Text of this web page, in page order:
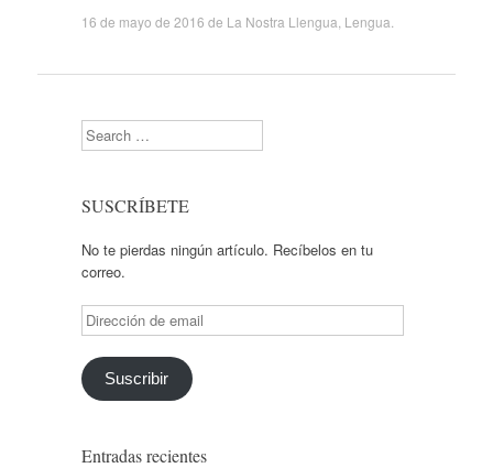
16 de mayo de 2016 de La Nostra Llengua Lengua
Search
SUSCRÍBETE
No te pierdas ningún artículo. Recíbelos en tu
correo.
Dirección
de
email
Suscribir
Entradas recientes